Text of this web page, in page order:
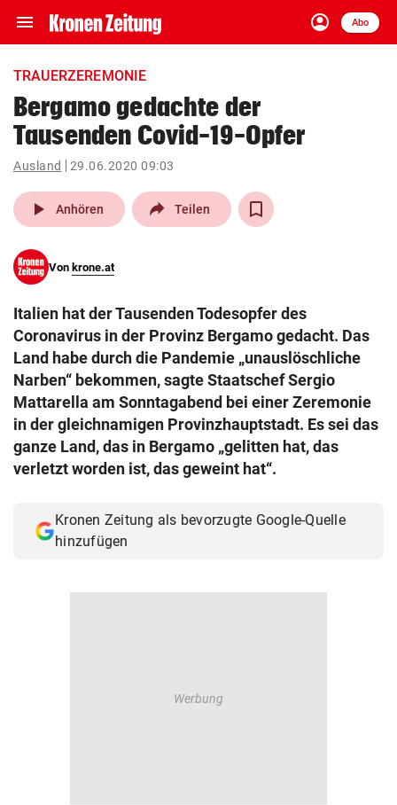
menu Navigation
ein-/ausklappen
account_circle
Anmelden
Abo
close Schließen
account_circle Anmelden
arrow_right
pin_drop
Wien arrow_right
search
eingeben
© Krone Multimedia GmbH & Co KG 2026
Muthgasse 2, 1190 Wien
TRAUERZEREMONIE
Bergamo gedachte der
Tausenden Covid-19-Opfer
Ausland 29.06.2020 09:03
play_arrow Anhören Teilen
Von krone.at
Italien hat der Tausenden Todesopfer des
Coronavirus in der Provinz Bergamo gedacht. Das
Land habe durch die Pandemie „unauslöschliche
Narben“ bekommen, sagte Staatschef Sergio
Mattarella am Sonntagabend bei einer Zeremonie
in der gleichnamigen Provinzhauptstadt. Es sei das
ganze Land, das in Bergamo „gelitten hat, das
verletzt worden ist, das geweint hat“.
Kronen Zeitung als bevorzugte Google-Quelle
hinzufügen